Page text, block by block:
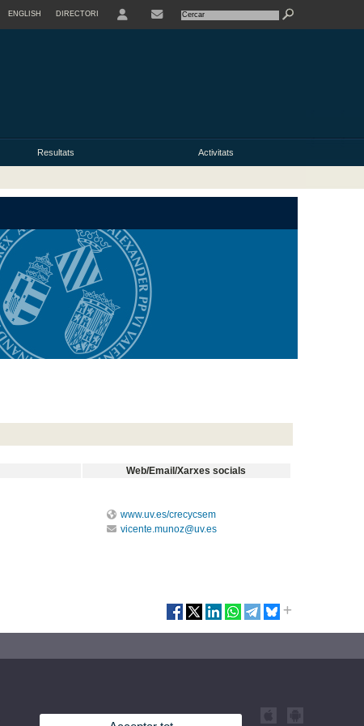
ENGLISH DIRECTORI
Resultats Activitats
Web/Email/Xarxes socials
www.uv.es/crecycsem
vicente.munoz@uv.es